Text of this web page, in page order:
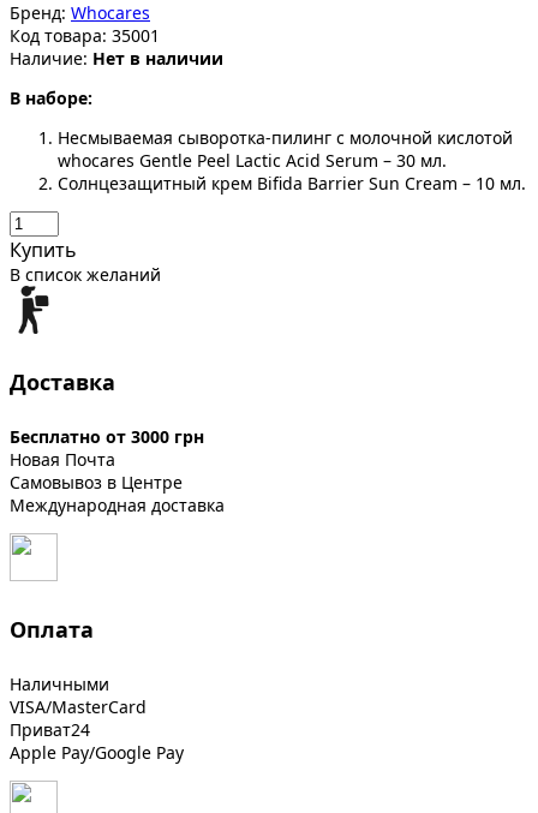
Бренд: Whocares
Код товара: 35001
Наличие: Нет в наличии
В наборе:
Несмываемая сыворотка-пилинг с молочной кислотой
whocares Gentle Peel Lactic Acid Serum – 30 мл.
Солнцезащитный крем Bifida Barrier Sun Cream – 10 мл.
Купить
В список желаний
Доставка
Бесплатно от 3000 грн
Новая Почта
Самовывоз в Центре
Международная доставка
Оплата
Наличными
VISA/MasterCard
Приват24
Apple Pay/Google Pay